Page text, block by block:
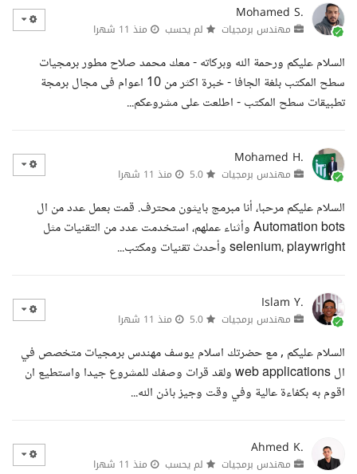
Mohamed S.
مهندس برمجيات لم يحسب منذ 11 شهرا
السلام عليكم ورحمة الله وبركاته - معك محمد صلاح مطور برمجيات
سطح المكتب بلغة الجافا - خبرة اكثر من 10 اعوام فى مجال برمجة
تطبيقات سطح المكتب - اطلعت على مشروعكم...
Mohamed H.
مهندس برمجيات منذ 11 شهرا
السلام عليكم مرحبا، أنا مبرمج بايثون محترف. قمت بعمل عدد من ال
Automation bots وأثناء عملهم، استخدمت عدد من التقنيات مثل
selenium، playwright وأحدث تقنيات ومكتب...
Islam Y.
مهندس برمجيات منذ 11 شهرا
السلام عليكم , مع حضرتك اسلام يوسف مهندس برمجيات متخصص في
ال web applications ولقد قرات وصفك للمشروع جيدا واستطيع ان
اقوم به بكفاءة عالية وفي وقت وجيز باذن الله...
Ahmed K.
مهندس برمجيات لم يحسب منذ 11 شهرا